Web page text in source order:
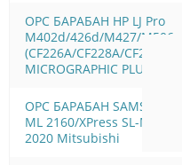
OPC БАРАБАН HP LJ Pro
M402d/426d/M427/M506
(CF226A/CF228A/CF287A)
MICROGRAPHIC PLUS
OPC БАРАБАН SAMSUNG
ML 2160/XPress SL-M
2020 Mitsubishi